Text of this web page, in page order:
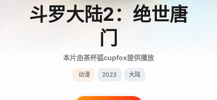
斗罗大陆2：绝世唐
门
本片由茶杯狐cupfox提供播放
动漫 2023 大陆